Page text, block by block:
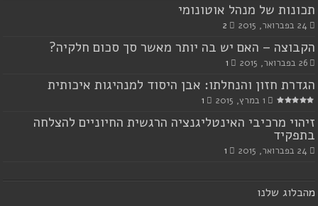
תכונות של מנהל אוטונומי
24 בפברואר, 2015 2
הקבוצה – האם יש בה יותר מאשר סך סכום חלקיה?
26 בפברואר, 2015 1
הגדרת חזון והנחלתו: אבן היסוד למנהיגות איכותית
1 במרץ, 2015 1
זיהוי מרכיבי האינטליגנציה הרגשית החיוניים להצלחה
בתפקיד
24 בפברואר, 2015 1
מהבלוג שלנו